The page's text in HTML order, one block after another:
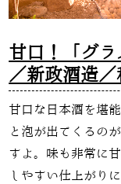
甘口！「グ
／新政酒造／
甘口な日本酒を堪
と泡が出てくるの
すよ。味も非常に
しやすい仕上がり